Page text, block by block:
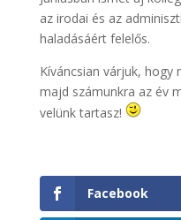
az irodai és az
haladásáért felelős.
Kíváncsian várjuk,
majd számunkra az év
velünk tartasz!
Facebook